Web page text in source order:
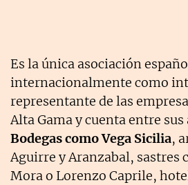
Es la única asociación
internacionalmente como
representante de las
Alta Gama y cuenta entre
Bodegas como Vega Sicilia,
Aguirre y Aranzabal, sastres
Mora o Lorenzo Caprile,